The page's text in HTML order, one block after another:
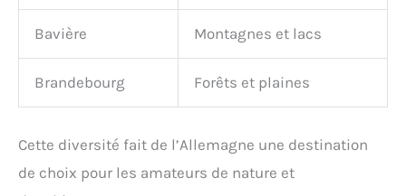
Bavière Montagnes et lacs
Brandebourg Forêts et plaines
Cette diversité fait de l’Allemagne une destination
de choix pour les amateurs de nature et